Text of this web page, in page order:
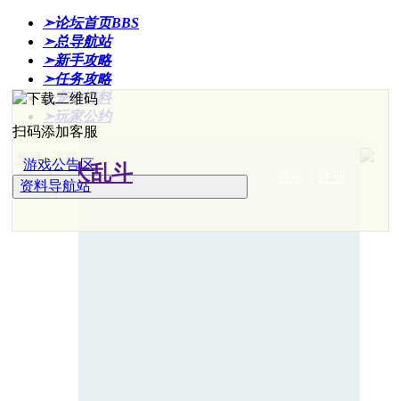
➣论坛首页BBS
➣总导航站
➣新手攻略
➣任务攻略
➣宠物资料
➣玩家公约
登录 注册
扫码添加客服
游戏公告区
资料导航站